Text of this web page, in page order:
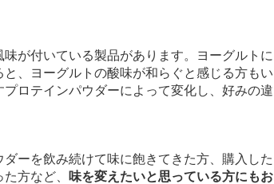
が付いている製品があります。ヨーグルトに
、ヨーグルトの酸味が和らぐと感じる方もい
ロテインパウダーによって変化し、好みの違
ーを飲み続けて味に飽きてきた方、購入した
方など、
味を変えたいと思っている方にもお